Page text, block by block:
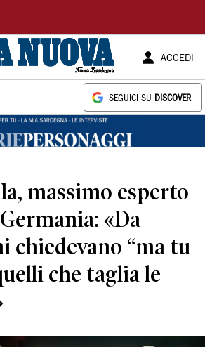
ACCEDI
SEGUICI SU DISCOVER
massimo esperto
«Da
chiedevano “ma tu
che taglia le